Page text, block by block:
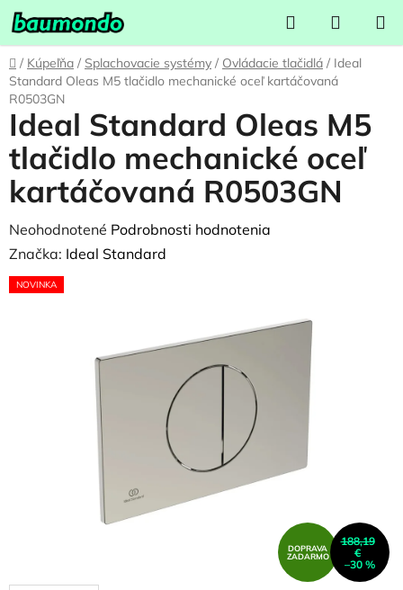
Prejsť
na
obsah
Hľadať
KOŠÍK
Domov
/ Kúpeľňa / Splachovacie systémy / Ovládacie tlačidlá / Ideal
Standard Oleas M5 tlačidlo mechanické oceľ kartáčovaná
R0503GN
Ideal Standard Oleas M5
tlačidlo mechanické oceľ
kartáčovaná R0503GN
Priemerné
hodnotenie
produktu
Neohodnotené Podrobnosti hodnotenia
Značka: Ideal Standard
NOVINKA
DOPRAVA
ZADARMO
188,19
€
–30 %